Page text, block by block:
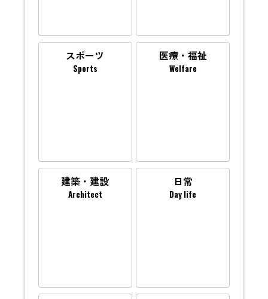
スポーツ
Sports
医療・福祉
Welfare
建築・建設
Architect
日常
Day life